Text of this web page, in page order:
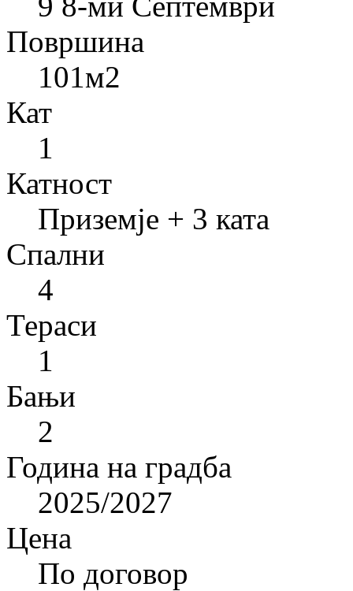
Површина
101м2
Кат
1
Катност
Приземје + 3 ката
Спални
4
Тераси
1
Бањи
2
Година на градба
2025/2027
Цена
По договор